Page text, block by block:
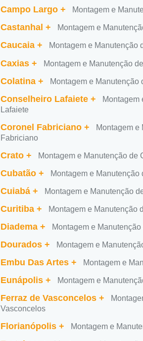
Campo Largo + Montagem e
Castanhal + Montagem e
Caucaia + Montagem e Manutenção
Caxias + Montagem e Manutenção
Colatina + Montagem e
Conselheiro Lafaiete +
Montagem
Lafaiete
Coronel Fabriciano +
Montagem e
Fabriciano
Crato + Montagem e Manutenção de
Cubatão + Montagem e
Cuiabá + Montagem e Manutenção
Curitiba + Montagem e Manutenção
Diadema + Montagem e
Dourados + Montagem e
Embu Das Artes + Montagem e
Eunápolis + Montagem e
Ferraz de Vasconcelos +
Vasconcelos
Florianópolis + Montagem e